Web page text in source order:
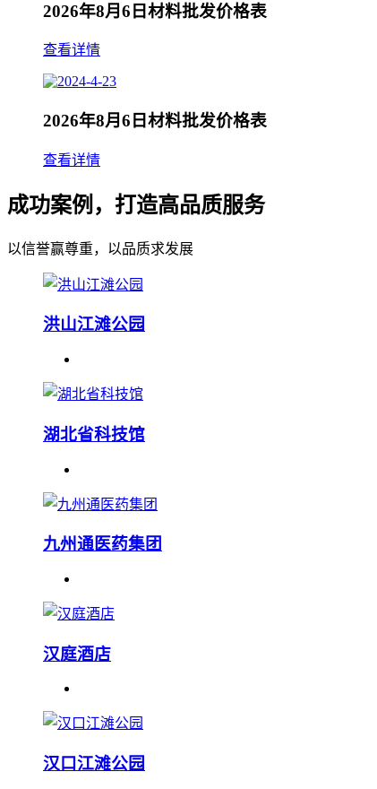
2026年8月6日材料批发价格表
查看详情
2026年8月6日材料批发价格表
查看详情
成功案例，打造高品质服务
以信誉赢尊重，以品质求发展
洪山江滩公园
湖北省科技馆
九州通医药集团
汉庭酒店
汉口江滩公园